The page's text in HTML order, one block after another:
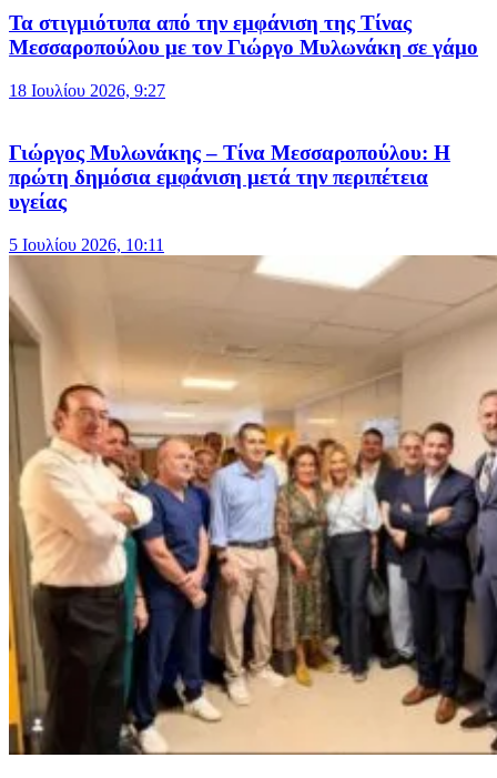
Τα στιγμιότυπα από την εμφάνιση της Τίνας
Μεσσαροπούλου με τον Γιώργο Μυλωνάκη σε γάμο
18 Ιουλίου 2026, 9:27
Γιώργος Μυλωνάκης – Τίνα Μεσσαροπούλου: Η
πρώτη δημόσια εμφάνιση μετά την περιπέτεια
υγείας
5 Ιουλίου 2026, 10:11